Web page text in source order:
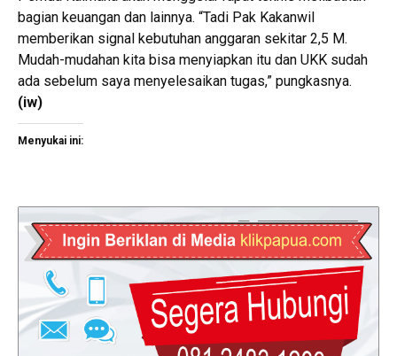
bagian keuangan dan lainnya. “Tadi Pak Kakanwil
memberikan signal kebutuhan anggaran sekitar 2,5 M.
Mudah-mudahan kita bisa menyiapkan itu dan UKK sudah
ada sebelum saya menyelesaikan tugas,” pungkasnya.
(iw)
Menyukai ini: